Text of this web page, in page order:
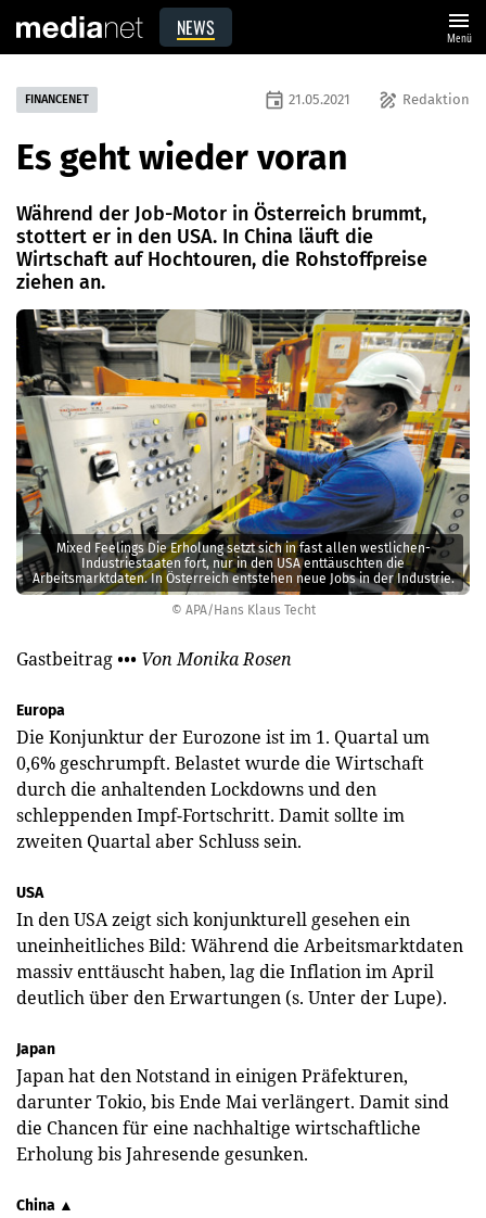
NEWS menu
Menü
© APA/Hans Klaus Techt
Mixed Feelings Die Erholung setzt sich in fast allen westlichen ­
Industriestaaten fort, nur in den USA enttäuschten die
Arbeitsmarktdaten. In Österreich entstehen neue Jobs in der Industrie.
FINANCENET draw Redaktion
event 21.05.2021
Es geht wieder voran
Während der Job-Motor in Österreich brummt,
stottert er in den USA. In China läuft die
Wirtschaft auf Hochtouren, die Rohstoffpreise
ziehen an.
Gastbeitrag ••• Von Monika Rosen
Europa
Die Konjunktur der Eurozone ist im 1. Quartal um
0,6% geschrumpft. Belastet wurde die Wirtschaft
durch die anhaltenden Lockdowns und den
schleppenden Impf-Fortschritt. Damit sollte im
zweiten Quartal aber Schluss sein.
USA
In den USA zeigt sich konjunkturell gesehen ein
uneinheitliches Bild: Während die Arbeitsmarktdaten
massiv enttäuscht haben, lag die Inflation im April
deutlich über den Erwartungen (s. Unter der Lupe).
Japan
Japan hat den Notstand in einigen Präfekturen,
darunter Tokio, bis Ende Mai verlängert. Damit sind
die Chancen für eine nachhaltige wirtschaftliche
Erholung bis Jahresende gesunken.
China ▲